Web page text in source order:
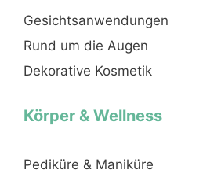
Gesichtsanwendungen
Rund um die Augen
Dekorative Kosmetik
Körper & Wellness
Pediküre & Maniküre